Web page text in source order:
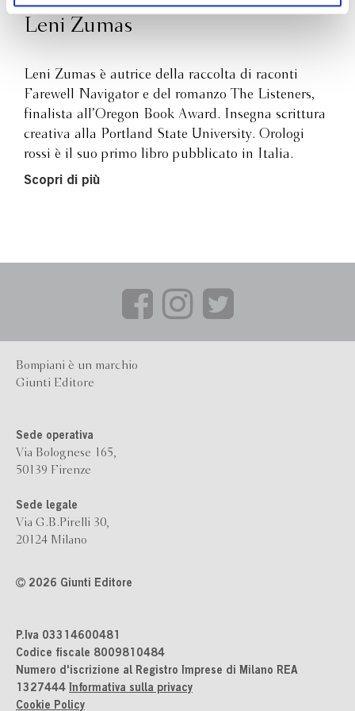
Margaret Atwood esplora i contorni della femminilità
contemporanea; una storia di trasformazione e speranza in
Titolo originale: ''Red Clocks'' (2018).
Leni Zumas
Leni Zumas è autrice della raccolta di raconti
Farewell Navigator e del romanzo The Listeners,
finalista all’Oregon Book Award. Insegna scrittura
creativa alla Portland State University. Orologi
rossi è il suo primo libro pubblicato in Italia.
Scopri di più
Bompiani è un marchio
Giunti Editore
Sede operativa
Via Bolognese 165,
50139 Firenze
Sede legale
Via G.B.Pirelli 30,
20124 Milano
2026 Giunti Editore
P.Iva 03314600481
Codice fiscale 8009810484
Numero d'iscrizione al Registro Imprese di Milano REA
1327444 Informativa sulla privacy
Cookie Policy